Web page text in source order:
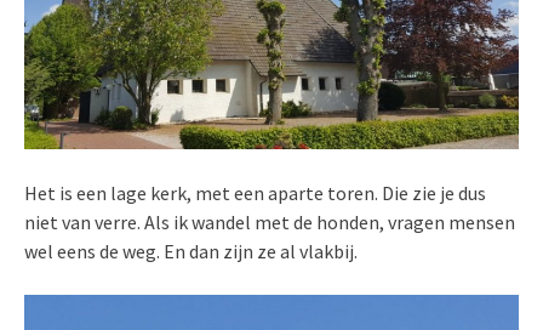
Het is een lage kerk, met een aparte toren. Die zie je dus
niet van verre. Als ik wandel met de honden, vragen mensen
wel eens de weg. En dan zijn ze al vlakbij.